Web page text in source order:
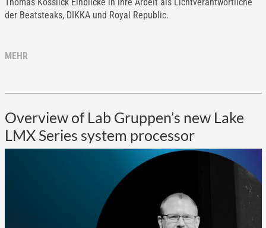
der Beatsteaks, DIKKA und Royal Republic.
MEHR
Overview of Lab Gruppen’s new Lake
LMX Series system processor